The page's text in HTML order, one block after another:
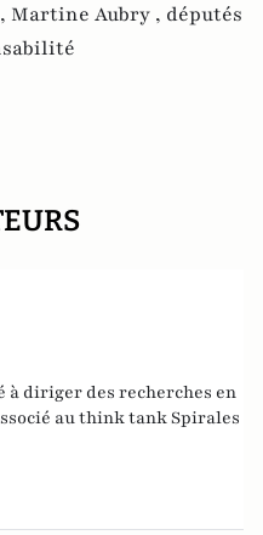
Martine Aubry , députés
diriger des recherches en
au think tank Spirales